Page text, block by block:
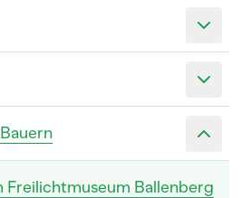
Freilichtmuseum Ballenberg